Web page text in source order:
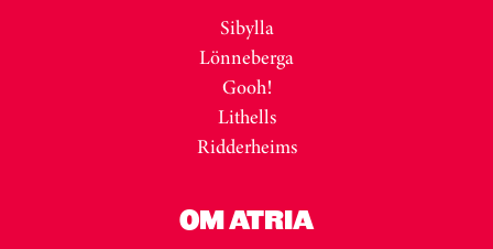
Sibylla
Lönneberga
Gooh!
Lithells
Ridderheims
OM ATRIA